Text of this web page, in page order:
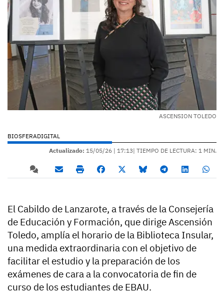
ASCENSION TOLEDO
BIOSFERADIGITAL
Actualizado: 15/05/26 | 17:13| TIEMPO DE LECTURA: 1 MIN.
El Cabildo de Lanzarote, a través de la Consejería
de Educación y Formación, que dirige Ascensión
Toledo, amplía el horario de la Biblioteca Insular,
una medida extraordinaria con el objetivo de
facilitar el estudio y la preparación de los
exámenes de cara a la convocatoria de fin de
curso de los estudiantes de EBAU.